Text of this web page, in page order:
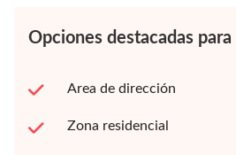
Opciones destacadas
Area de dirección
Zona residencial